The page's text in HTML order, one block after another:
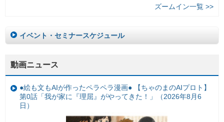
ズームイン一覧 >>
イベント・セミナースケジュール
動画ニュース
●絵も文もAIが作ったペラペラ漫画● 【ちゃのまのAIプロト】
第0話「我が家に『理屈』がやってきた！」（2026年8月6
日）